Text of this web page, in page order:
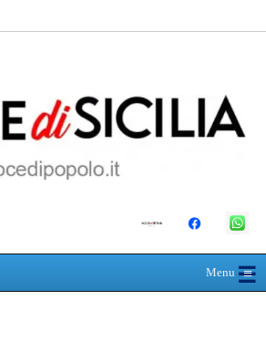
Menu≡
☰